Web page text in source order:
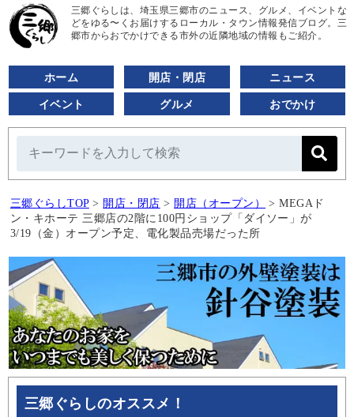
三郷ぐらしは、埼玉県三郷市のニュース、グルメ、イベントな
どをゆる〜くお届けするローカル・タウン情報発信ブログ。三
郷市からおでかけできる市外の近隣地域の情報もご紹介。
ホーム 開店・閉店 ニュース
イベント グルメ おでかけ
三郷ぐらしTOP > 開店・閉店 > 開店（オープン） > MEGAド
ン・キホーテ 三郷店の2階に100円ショップ「ダイソー」が
3/19（金）オープン予定、電化製品売場だった所
三郷ぐらしのオススメ！